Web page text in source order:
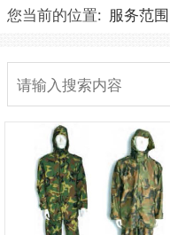
您当前的位置: 服务范围